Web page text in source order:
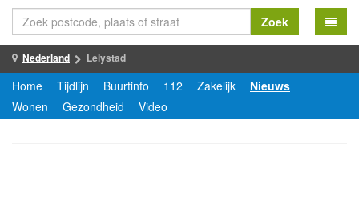
Zoek
Nederland Lelystad
Home Tijdlijn Buurtinfo 112 Zakelijk
Nieuws
Wonen
Gezondheid Video